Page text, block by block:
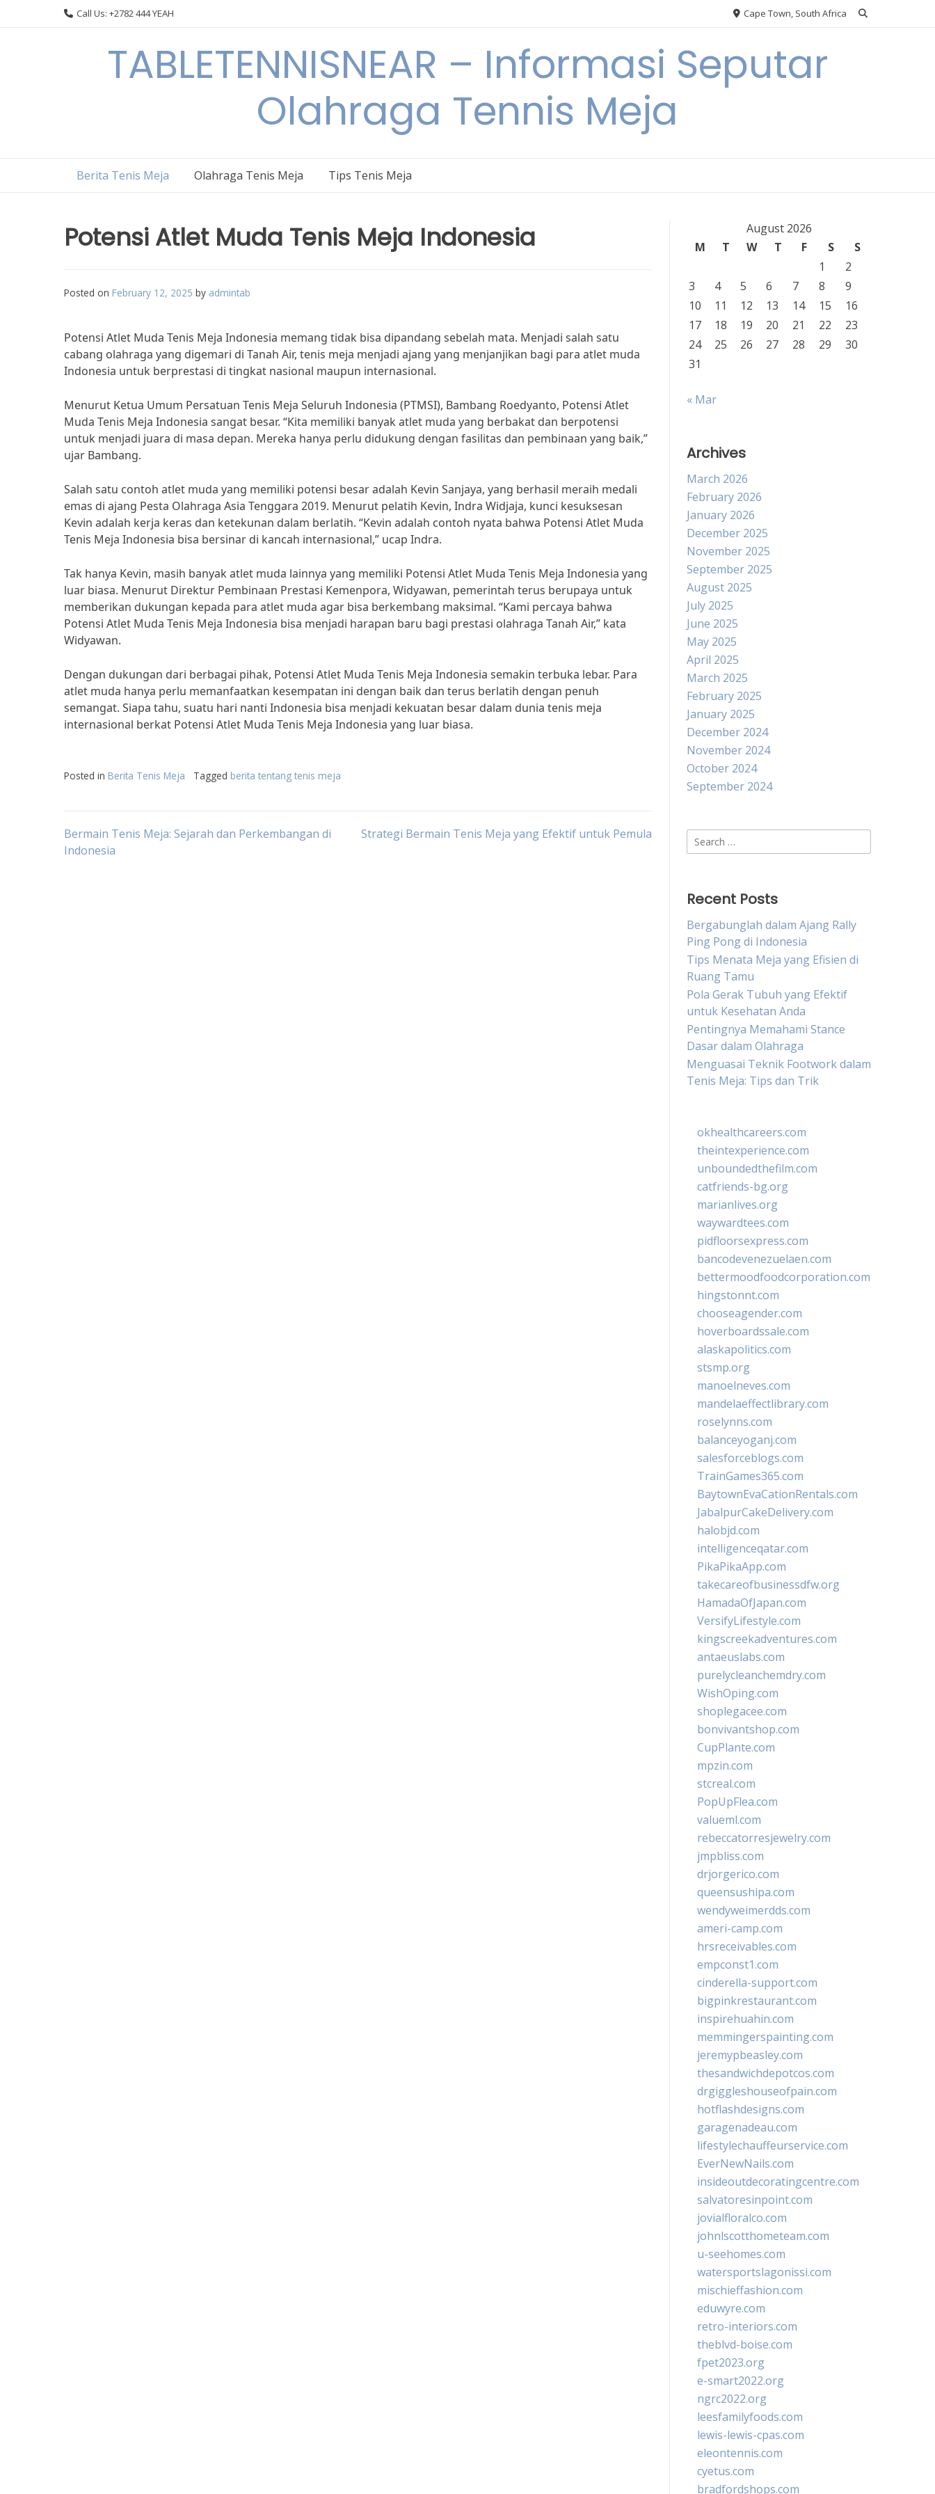
Call Us: +2782 444 YEAH Cape Town, South Africa
TABLETENNISNEAR – Informasi Seputar
Olahraga Tennis Meja
Berita Tenis Meja Olahraga Tenis Meja Tips Tenis Meja
Potensi Atlet Muda Tenis Meja Indonesia
Posted on February 12, 2025 by admintab
Potensi Atlet Muda Tenis Meja Indonesia memang tidak bisa dipandang sebelah mata. Menjadi salah satu
cabang olahraga yang digemari di Tanah Air, tenis meja menjadi ajang yang menjanjikan bagi para atlet muda
Indonesia untuk berprestasi di tingkat nasional maupun internasional.
Menurut Ketua Umum Persatuan Tenis Meja Seluruh Indonesia (PTMSI), Bambang Roedyanto, Potensi Atlet
Muda Tenis Meja Indonesia sangat besar. “Kita memiliki banyak atlet muda yang berbakat dan berpotensi
untuk menjadi juara di masa depan. Mereka hanya perlu didukung dengan fasilitas dan pembinaan yang baik,”
ujar Bambang.
Salah satu contoh atlet muda yang memiliki potensi besar adalah Kevin Sanjaya, yang berhasil meraih medali
emas di ajang Pesta Olahraga Asia Tenggara 2019. Menurut pelatih Kevin, Indra Widjaja, kunci kesuksesan
Kevin adalah kerja keras dan ketekunan dalam berlatih. “Kevin adalah contoh nyata bahwa Potensi Atlet Muda
Tenis Meja Indonesia bisa bersinar di kancah internasional,” ucap Indra.
Tak hanya Kevin, masih banyak atlet muda lainnya yang memiliki Potensi Atlet Muda Tenis Meja Indonesia yang
luar biasa. Menurut Direktur Pembinaan Prestasi Kemenpora, Widyawan, pemerintah terus berupaya untuk
memberikan dukungan kepada para atlet muda agar bisa berkembang maksimal. “Kami percaya bahwa
Potensi Atlet Muda Tenis Meja Indonesia bisa menjadi harapan baru bagi prestasi olahraga Tanah Air,” kata
Widyawan.
Dengan dukungan dari berbagai pihak, Potensi Atlet Muda Tenis Meja Indonesia semakin terbuka lebar. Para
atlet muda hanya perlu memanfaatkan kesempatan ini dengan baik dan terus berlatih dengan penuh
semangat. Siapa tahu, suatu hari nanti Indonesia bisa menjadi kekuatan besar dalam dunia tenis meja
internasional berkat Potensi Atlet Muda Tenis Meja Indonesia yang luar biasa.
Posted in Berita Tenis Meja Tagged berita tentang tenis meja
Post
Bermain Tenis Meja: Sejarah dan Perkembangan di
Indonesia
Strategi Bermain Tenis Meja yang Efektif untuk Pemula
August 2026
M
T W T F S
S
1
2
3
4 5 6 7 8
9
10
11 12 13 14 15
16
17
18 19 20 21 22
23
24
25 26 27 28 29
30
31
« Mar
Archives
March 2026
February 2026
January 2026
December 2025
November 2025
September 2025
August 2025
July 2025
June 2025
May 2025
April 2025
March 2025
February 2025
January 2025
December 2024
November 2024
October 2024
September 2024
Search
for:
Recent Posts
Bergabunglah dalam Ajang Rally
Ping Pong di Indonesia
Tips Menata Meja yang Efisien di
Ruang Tamu
Pola Gerak Tubuh yang Efektif
untuk Kesehatan Anda
Pentingnya Memahami Stance
Dasar dalam Olahraga
Menguasai Teknik Footwork dalam
Tenis Meja: Tips dan Trik
okhealthcareers.com
theintexperience.com
unboundedthefilm.com
catfriends-bg.org
marianlives.org
waywardtees.com
pidfloorsexpress.com
bancodevenezuelaen.com
bettermoodfoodcorporation.com
hingstonnt.com
chooseagender.com
hoverboardssale.com
alaskapolitics.com
stsmp.org
manoelneves.com
mandelaeffectlibrary.com
roselynns.com
balanceyoganj.com
salesforceblogs.com
TrainGames365.com
BaytownEvaCationRentals.com
JabalpurCakeDelivery.com
halobjd.com
intelligenceqatar.com
PikaPikaApp.com
takecareofbusinessdfw.org
HamadaOfJapan.com
VersifyLifestyle.com
kingscreekadventures.com
antaeuslabs.com
purelycleanchemdry.com
WishOping.com
shoplegacee.com
bonvivantshop.com
CupPlante.com
mpzin.com
stcreal.com
PopUpFlea.com
valueml.com
rebeccatorresjewelry.com
jmpbliss.com
drjorgerico.com
queensushipa.com
wendyweimerdds.com
ameri-camp.com
hrsreceivables.com
empconst1.com
cinderella-support.com
bigpinkrestaurant.com
inspirehuahin.com
memmingerspainting.com
jeremypbeasley.com
thesandwichdepotcos.com
drgiggleshouseofpain.com
hotflashdesigns.com
garagenadeau.com
lifestylechauffeurservice.com
EverNewNails.com
insideoutdecoratingcentre.com
salvatoresinpoint.com
jovialfloralco.com
johnlscotthometeam.com
u-seehomes.com
watersportslagonissi.com
mischieffashion.com
eduwyre.com
retro-interiors.com
theblvd-boise.com
fpet2023.org
e-smart2022.org
ngrc2022.org
leesfamilyfoods.com
lewis-lewis-cpas.com
eleontennis.com
cyetus.com
bradfordshops.com